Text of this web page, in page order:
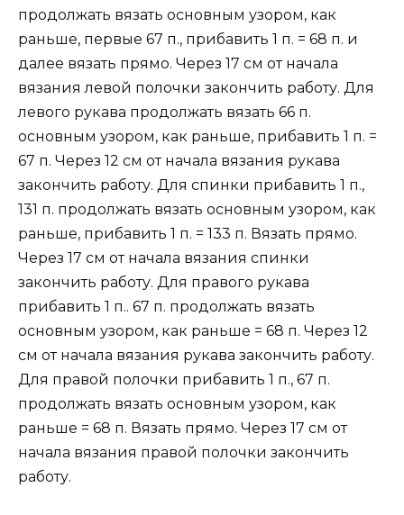
продолжать вязать основным узором, как
раньше, первые 67 п., прибавить 1 п. = 68 п. и
далее вязать прямо. Через 17 см от начала
вязания левой полочки закончить работу. Для
левого рукава продолжать вязать 66 п.
основным узором, как раньше, прибавить 1 п. =
67 п. Через 12 см от начала вязания рукава
закончить работу. Для спинки прибавить 1 п.,
131 п. продолжать вязать основным узором, как
раньше, прибавить 1 п. = 133 п. Вязать прямо.
Через 17 см от начала вязания спинки
закончить работу. Для правого рукава
прибавить 1 п.. 67 п. продолжать вязать
основным узором, как раньше = 68 п. Через 12
см от начала вязания рукава закончить работу.
Для правой полочки прибавить 1 п., 67 п.
продолжать вязать основным узором, как
раньше = 68 п. Вязать прямо. Через 17 см от
начала вязания правой полочки закончить
работу.